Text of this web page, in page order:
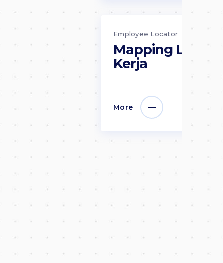
Employee Locator
Mapping Lokasi
Kerja
More
Billing Payment